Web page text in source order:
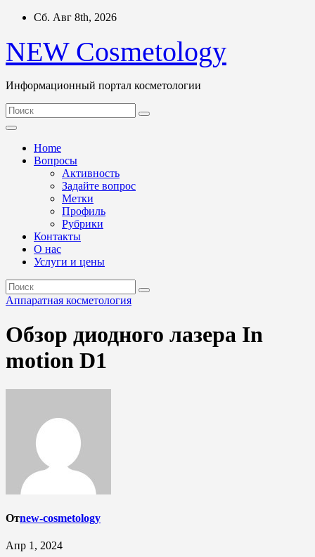
Перейти
содержимому
Сб. Авг 8th, 2026
NEW Cosmetology
Информационный портал косметологии
Home
Вопросы
Активность
Задайте вопрос
Метки
Профиль
Рубрики
Контакты
О нас
Услуги и цены
Аппаратная косметология
Обзор диодного лазера In
motion D1
Отnew-cosmetology
Апр 1, 2024